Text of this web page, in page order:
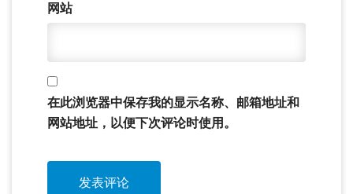
网站
在此浏览器中保存我的显示名称、邮箱地址和
网站地址，以便下次评论时使用。